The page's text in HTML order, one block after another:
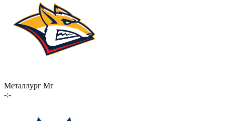
Металлург Мг
-:-